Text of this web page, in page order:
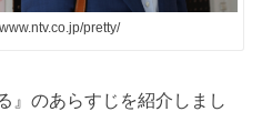
pretty/
』のあらすじを紹介しまし